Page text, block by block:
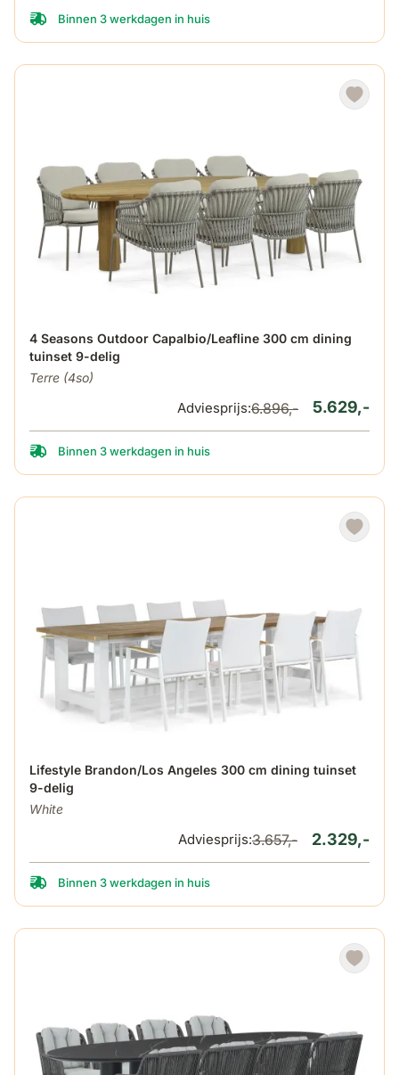
Binnen 3 werkdagen in huis
4 Seasons Outdoor Capalbio/Leafline 300 cm dining
tuinset 9-delig
Terre (4so)
De prijs is afhankelijk van de gekozen opties op de
5.629,-
Adviesprijs:6.896,-
Binnen 3 werkdagen in huis
Lifestyle Brandon/Los Angeles 300 cm dining tuinset
9-delig
White
De prijs is afhankelijk van de gekozen opties op de
2.329,-
Adviesprijs:3.657,-
Binnen 3 werkdagen in huis